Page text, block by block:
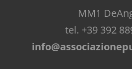
MM1
tel. +39 392